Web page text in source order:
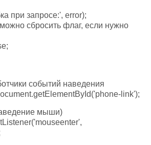
при запросе:', error);
сбросить флаг, если нужно
событий наведения
link');
мыши)